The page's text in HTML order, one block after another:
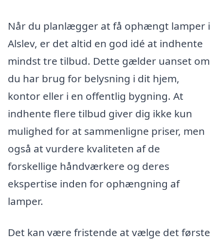
Når du planlægger at få ophængt lamper i
Alslev, er det altid en god idé at indhente
mindst tre tilbud. Dette gælder uanset om
du har brug for belysning i dit hjem,
kontor eller i en offentlig bygning. At
indhente flere tilbud giver dig ikke kun
mulighed for at sammenligne priser, men
også at vurdere kvaliteten af de
forskellige håndværkere og deres
ekspertise inden for ophængning af
lamper.
Det kan være fristende at vælge det første